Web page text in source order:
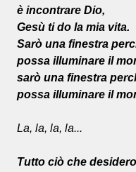
è incontrare Dio,
Gesù ti do la mia vita.
Sarò una finestra
possa illuminare il
sarò una finestra
possa illuminare il
La, la, la, la...
Tutto ciò che